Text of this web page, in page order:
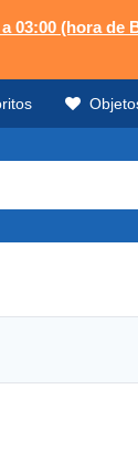
03:00 (hora de